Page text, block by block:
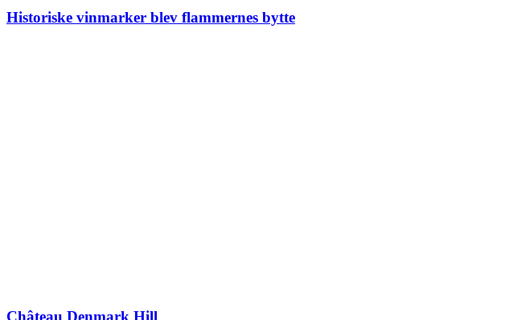
Historiske vinmarker blev flammernes bytte
Château Denmark Hill